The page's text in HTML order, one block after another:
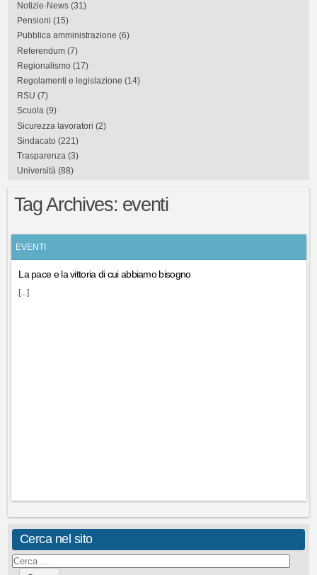
Notizie-News (31)
Pensioni (15)
Pubblica amministrazione (6)
Referendum (7)
Regionalismo (17)
Regolamenti e legislazione (14)
RSU (7)
Scuola (9)
Sicurezza lavoratori (2)
Sindacato (221)
Trasparenza (3)
Università (88)
Tag Archives: eventi
EVENTI
La pace e la vittoria di cui abbiamo bisogno
[...]
Cerca nel sito